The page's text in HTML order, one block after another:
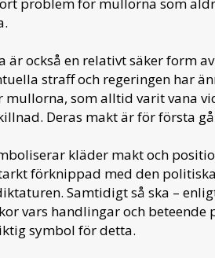
problem för mullorna som
är också en relativt säker form
straff och regeringen har
mullorna, som alltid varit vana
Deras makt är för första
kläder makt och
förknippad med den
Samtidigt så ska –
vars handlingar och beteende
symbol för detta.